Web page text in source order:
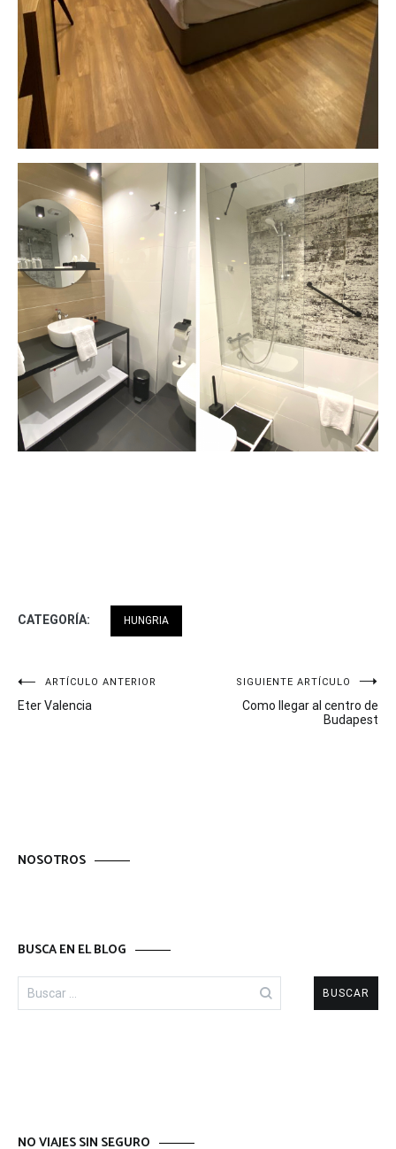
CATEGORÍA: HUNGRIA
Navegación
de
ARTÍCULO ANTERIOR
Eter Valencia
SIGUIENTE ARTÍCULO
Como llegar al centro de
Budapest
NOSOTROS
BUSCA EN EL BLOG
Buscar:
NO VIAJES SIN SEGURO